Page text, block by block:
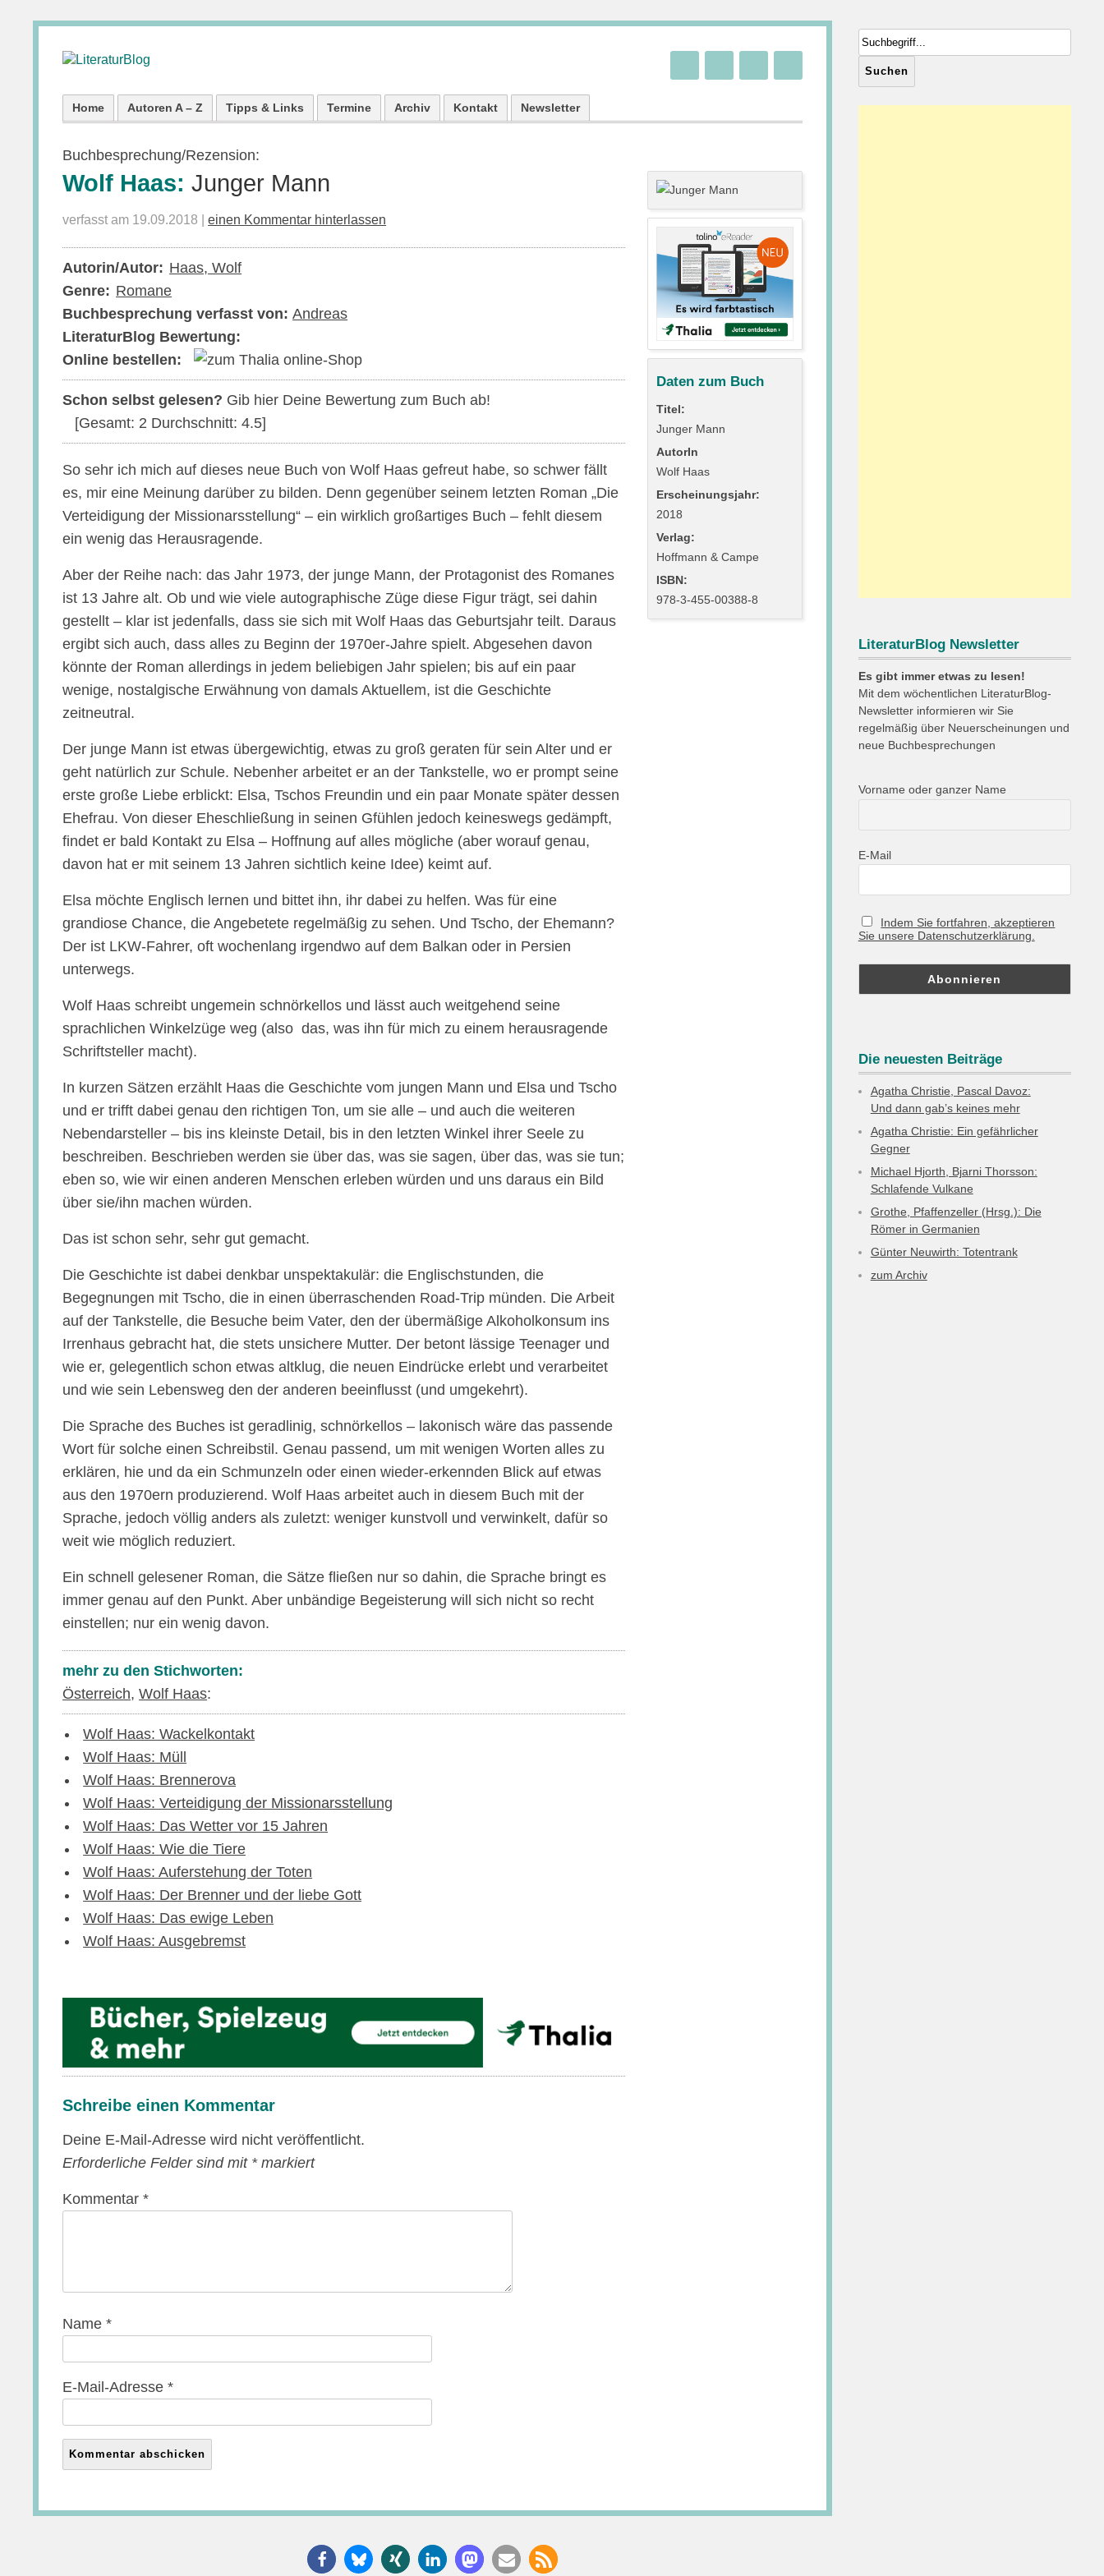
Home Autoren A – Z Tipps & Links Termine Archiv Kontakt Newsletter
Buchbesprechung/Rezension:
Wolf Haas:Junger Mann
verfasst am 19.09.2018 |einen Kommentar hinterlassen
Autorin/Autor: Haas, Wolf
Genre: Romane
Buchbesprechung verfasst von:Andreas
LiteraturBlog Bewertung:
Online bestellen:
Schon selbst gelesen? Gib hier Deine Bewertung zum Buch ab!
[Gesamt: 2 Durchschnitt:4.5]
So sehr ich mich auf dieses neue Buch von Wolf Haas gefreut habe, so schwer fällt
es, mir eine Meinung darüber zu bilden. Denn gegenüber seinem letzten Roman „Die
Verteidigung der Missionarsstellung“ – ein wirklich großartiges Buch – fehlt diesem
ein wenig das Herausragende.
Aber der Reihe nach: das Jahr 1973, der junge Mann, der Protagonist des Romanes
ist 13 Jahre alt. Ob und wie viele autographische Züge diese Figur trägt, sei dahin
gestellt – klar ist jedenfalls, dass sie sich mit Wolf Haas das Geburtsjahr teilt. Daraus
ergibt sich auch, dass alles zu Beginn der 1970er-Jahre spielt. Abgesehen davon
könnte der Roman allerdings in jedem beliebigen Jahr spielen; bis auf ein paar
wenige, nostalgische Erwähnung von damals Aktuellem, ist die Geschichte
zeitneutral.
Der junge Mann ist etwas übergewichtig, etwas zu groß geraten für sein Alter und er
geht natürlich zur Schule. Nebenher arbeitet er an der Tankstelle, wo er prompt seine
erste große Liebe erblickt: Elsa, Tschos Freundin und ein paar Monate später dessen
Ehefrau. Von dieser Eheschließung in seinen Gfühlen jedoch keineswegs gedämpft,
findet er bald Kontakt zu Elsa – Hoffnung auf alles mögliche (aber worauf genau,
davon hat er mit seinem 13 Jahren sichtlich keine Idee) keimt auf.
Elsa möchte Englisch lernen und bittet ihn, ihr dabei zu helfen. Was für eine
grandiose Chance, die Angebetete regelmäßig zu sehen. Und Tscho, der Ehemann?
Der ist LKW-Fahrer, oft wochenlang irgendwo auf dem Balkan oder in Persien
unterwegs.
Wolf Haas schreibt ungemein schnörkellos und lässt auch weitgehend seine
sprachlichen Winkelzüge weg (also das, was ihn für mich zu einem herausragende
Schriftsteller macht).
In kurzen Sätzen erzählt Haas die Geschichte vom jungen Mann und Elsa und Tscho
und er trifft dabei genau den richtigen Ton, um sie alle – und auch die weiteren
Nebendarsteller – bis ins kleinste Detail, bis in den letzten Winkel ihrer Seele zu
beschreiben. Beschrieben werden sie über das, was sie sagen, über das, was sie tun;
eben so, wie wir einen anderen Menschen erleben würden und uns daraus ein Bild
über sie/ihn machen würden.
Das ist schon sehr, sehr gut gemacht.
Die Geschichte ist dabei denkbar unspektakulär: die Englischstunden, die
Begegnungen mit Tscho, die in einen überraschenden Road-Trip münden. Die Arbeit
auf der Tankstelle, die Besuche beim Vater, den der übermäßige Alkoholkonsum ins
Irrenhaus gebracht hat, die stets unsichere Mutter. Der betont lässige Teenager und
wie er, gelegentlich schon etwas altklug, die neuen Eindrücke erlebt und verarbeitet
und wie sein Lebensweg den der anderen beeinflusst (und umgekehrt).
Die Sprache des Buches ist geradlinig, schnörkellos – lakonisch wäre das passende
Wort für solche einen Schreibstil. Genau passend, um mit wenigen Worten alles zu
erklären, hie und da ein Schmunzeln oder einen wieder-erkennden Blick auf etwas
aus den 1970ern produzierend. Wolf Haas arbeitet auch in diesem Buch mit der
Sprache, jedoch völlig anders als zuletzt: weniger kunstvoll und verwinkelt, dafür so
weit wie möglich reduziert.
Ein schnell gelesener Roman, die Sätze fließen nur so dahin, die Sprache bringt es
immer genau auf den Punkt. Aber unbändige Begeisterung will sich nicht so recht
einstellen; nur ein wenig davon.
mehr zu den Stichworten:
Österreich,Wolf Haas:
Wolf Haas: Wackelkontakt
Wolf Haas: Müll
Wolf Haas: Brennerova
Wolf Haas: Verteidigung der Missionarsstellung
Wolf Haas: Das Wetter vor 15 Jahren
Wolf Haas: Wie die Tiere
Wolf Haas: Auferstehung der Toten
Wolf Haas: Der Brenner und der liebe Gott
Wolf Haas: Das ewige Leben
Wolf Haas: Ausgebremst
Schreibe einen Kommentar
Deine E-Mail-Adresse wird nicht veröffentlicht.
Erforderliche Felder sind mit *markiert
Kommentar*
Name*
E-Mail-Adresse*
Daten zum Buch
Titel:
Junger Mann
AutorIn
Wolf Haas
Erscheinungsjahr:
2018
Verlag:
Hoffmann & Campe
ISBN:
978-3-455-00388-8
LiteraturBlog Newsletter
Es gibt immer etwas zu lesen!
Mit dem wöchentlichen LiteraturBlog-
Newsletter informieren wir Sie
regelmäßig über Neuerscheinungen und
neue Buchbesprechungen
Vorname oder ganzer Name
E-Mail
Indem Sie fortfahren, akzeptieren
Sie unsere Datenschutzerklärung.
Die neuesten Beiträge
Agatha Christie, Pascal Davoz:
Und dann gab’s keines mehr
Agatha Christie: Ein gefährlicher
Gegner
Michael Hjorth, Bjarni Thorsson:
Schlafende Vulkane
Grothe, Pfaffenzeller (Hrsg.): Die
Römer in Germanien
Günter Neuwirth: Totentrank
zum Archiv